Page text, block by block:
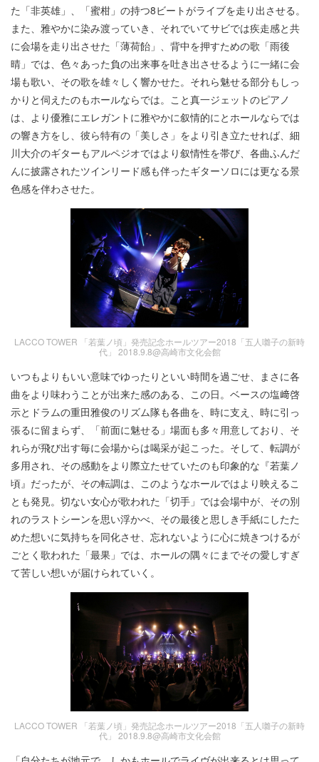
た「非英雄」、「蜜柑」の持つ8ビートがライブを走り出させる。
また、雅やかに染み渡っていき、それでいてサビでは疾走感と共
に会場を走り出させた「薄荷飴」、背中を押すための歌「雨後
晴」では、色々あった負の出来事を吐き出させるように一緒に会
場も歌い、その歌を雄々しく響かせた。それら魅せる部分もしっ
かりと伺えたのもホールならでは。こと真一ジェットのピアノ
は、より優雅にエレガントに雅やかに叙情的にとホールならでは
の響き方をし、彼ら特有の「美しさ」をより引き立たせれば、細
川大介のギターもアルペジオではより叙情性を帯び、各曲ふんだ
んに披露されたツインリード感も伴ったギターソロには更なる景
色感を伴わさせた。
LACCO TOWER 「若葉ノ頃」発売記念ホールツアー2018「五人囃子の新時
代」 2018.9.8@高崎市文化会館
いつもよりもいい意味でゆったりといい時間を過ごせ、まさに各
曲をより味わうことが出来た感のある、この日。ベースの塩﨑啓
示とドラムの重田雅俊のリズム隊も各曲を、時に支え、時に引っ
張るに留まらず、「前面に魅せる」場面も多々用意しており、そ
れらが飛び出す毎に会場からは喝采が起こった。そして、転調が
多用され、その感動をより際立たせていたのも印象的な『若葉ノ
頃』だったが、その転調は、このようなホールではより映えるこ
とも発見。切ない女心が歌われた「切手」では会場中が、その別
れのラストシーンを思い浮かべ、その最後と思しき手紙にしたた
めた想いに気持ちを同化させ、忘れないように心に焼きつけるが
ごとく歌われた「最果」では、ホールの隅々にまでその愛しすぎ
て苦しい想いが届けられていく。
LACCO TOWER 「若葉ノ頃」発売記念ホールツアー2018「五人囃子の新時
代」 2018.9.8@高崎市文化会館